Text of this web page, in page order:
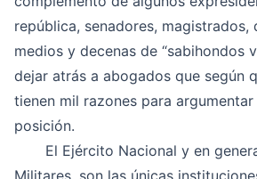
república, senadores, magistrados,
medios y decenas de “sabihondos
dejar atrás a abogados que según
tienen mil razones para
posición.
El Ejército Nacional y en
Militares, son las únicas